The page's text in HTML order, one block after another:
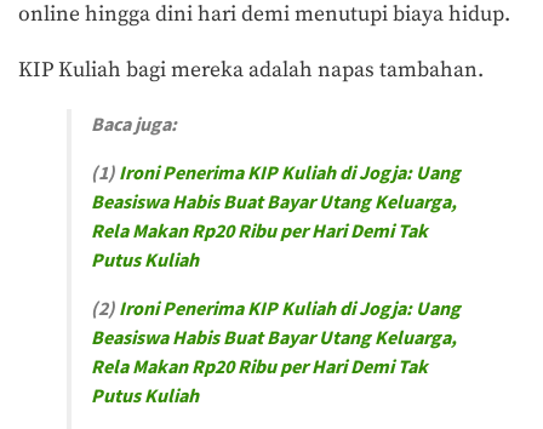
online hingga dini hari demi menutupi biaya hidup.
KIP Kuliah bagi mereka adalah napas tambahan.
Baca juga:
(1) Ironi Penerima KIP Kuliah di Jogja: Uang
Beasiswa Habis Buat Bayar Utang Keluarga,
Rela Makan Rp20 Ribu per Hari Demi Tak
Putus Kuliah
(2) Ironi Penerima KIP Kuliah di Jogja: Uang
Beasiswa Habis Buat Bayar Utang Keluarga,
Rela Makan Rp20 Ribu per Hari Demi Tak
Putus Kuliah